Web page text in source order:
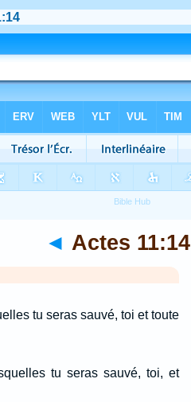
◄ Actes 11:14
tu seras sauvé, toi et toute
tu seras sauvé, toi, et